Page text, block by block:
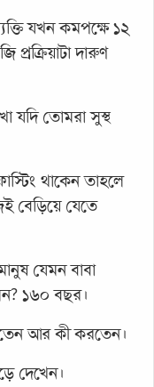
যখন কমপক্ষে ১২
প্রক্রিয়াটা দারুণ
যদি তোমরা সুস্থ
থাকেন তাহলে
বেড়িয়ে যেতে
যেমন বাবা
১৬০ বছর।
আর কী করতেন।
দেখেন।